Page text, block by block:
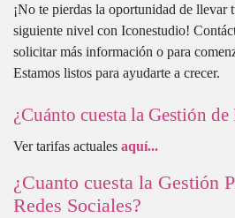
¡No te pierdas la oportunidad de llevar
siguiente nivel con Iconestudio!
solicitar más información o para
Estamos listos para ayudarte a crecer.
¿Cuánto cuesta la Gestión de
Ver tarifas actuales aquí...
¿Cuanto cuesta la Gestión
Redes Sociales?